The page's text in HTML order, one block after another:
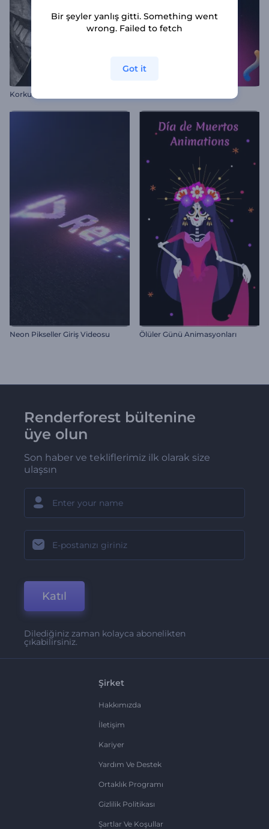
Korku Filmi Fragmanı
Neon Pikseller Giriş Videosu Ölüler Günü Animasyonları
Renderforest bültenine
üye olun
Son haber ve tekliflerimiz ilk olarak size
ulaşsın
Katıl
Dilediğiniz zaman kolayca abonelikten
çıkabilirsiniz.
Şirket
Hakkımızda
İletişim
Kariyer
Yardım Ve Destek
Ortaklık Programı
Gizlilik Politikası
Şartlar Ve Koşullar
Bir şeyler yanlış gitti. Something went
wrong. Failed to fetch
Got it